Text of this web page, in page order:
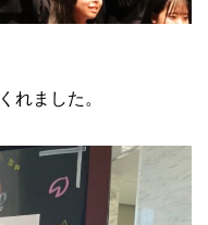
れました。